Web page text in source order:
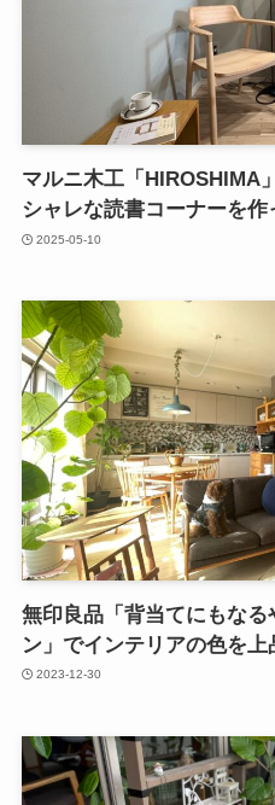
マルニ木工「HIROSHIMA
シャレな読書コーナーを作
2025-05-10
無印良品「背当てにもなる
ン」でインテリアの色を上
2023-12-30